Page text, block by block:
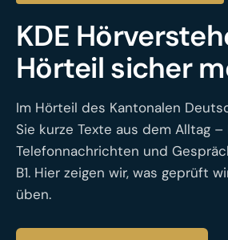
KDE
Hörteil sicher
Im Hörteil des Kantonalen
Sie kurze Texte aus dem Alltag –
Telefonnachrichten und
B1. Hier zeigen wir, was geprüft
üben.